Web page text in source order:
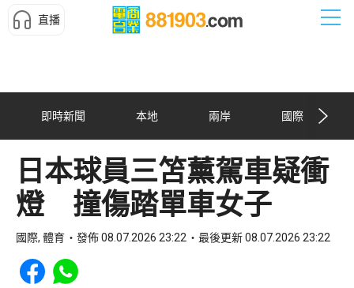
直播
即時新聞 本地 兩岸 國際
日本球員三笘薰駕車疑衝
燈 撞傷踏單車女子
國際, 體育 發佈 08.07.2026 23:22 最後更新 08.07.2026 23:22
Share to Facebook
Share to WhatsApp